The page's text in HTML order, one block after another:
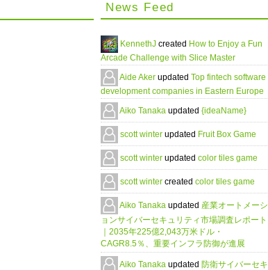
News Feed
KennethJ created How to Enjoy a Fun
Arcade Challenge with Slice Master
Aide Aker updated Top fintech software
development companies in Eastern Europe
Aiko Tanaka updated {ideaName}
scott winter updated Fruit Box Game
scott winter updated color tiles game
scott winter created color tiles game
Aiko Tanaka updated 産業オートメーシ
ョンサイバーセキュリティ市場調査レポート
｜2035年225億2,043万米ドル・
CAGR8.5％、重要インフラ防御が進展
Aiko Tanaka updated 防衛サイバーセキ